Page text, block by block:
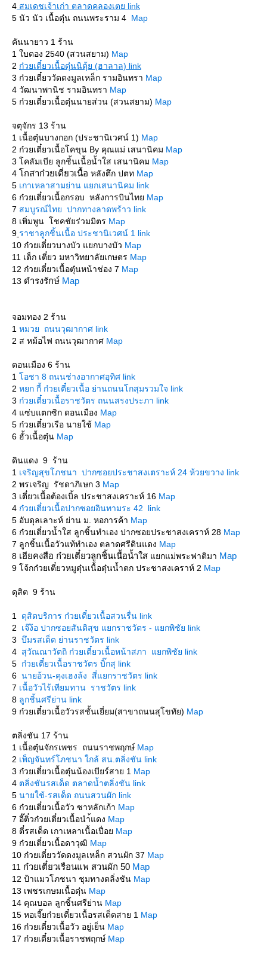
4 สมเดชเจ้าเก่า ตลาดคลองเต link
5 นัว นัว เนื้อตุ๋น ถนนพระราม 4 Map
คันนายาว 1 ร้าน
1 ใบตอง 2540 (สวนสยาม) Map
2 ก๋วยเตี๋ยวเนื้อตุ๋นนิตุ้ย (ฮาลาล) link
3 ก๋วยเตี๋ยววัดดงมูลเหล็ก รามอินทรา Map
4 วัฒนาพานิช รามอินทรา Map
5 ก๋วยเตี๋ยวเนื้อตุ๋นนายส่วน (สวนสยาม) Map
จตุจักร 13 ร้าน
1 เนื้อตุ๋นบางกอก (ประชานิเวศน์ 1) Map
2 ก๋วยเตี๋ยวเนื้อโคขุน By คุณแม่ เสนานิคม Map
3 โคลัมเบีย ลูกชิ้นเนื้อน้ำใส เสนานิคม Map
4 กสาก๋วยเตี่ยวเนื้อ หลังตึก ปตท Map
5 เกาเหลาสามย่าน แยกเสนานิคม link
6 ก๋วยเตี๋ยวเนื้อกรอบ หลังการบินไท Map
7 สมบูรณ์ไทย ปากทางลาดพร้าว link
8 เพิ่มพูน โชคชัยร่วมมิตร Map
9 ราชาลูกชิ้นเนื้อ ประชานิเวศน์ 1 link
10 ก๋วยเตี๋ยวบางบัว แยกบางบัว Map
11 เต็ก เตี๋ยว มหาวิทยาลัยเกษตร Map
12 ก๋วยเตี๋ยวเนื้อตุ๋นหน้าช่อง 7 Map
13 ดำรงรักษ์ Map
จอมทอง 2 ร้าน
1 หมวย ถนนวุฒากาศ link
2 ส หม้อไฟ ถนนวุฒากาศ Map
ดอนเมือง 6 ร้าน
1 อชา 8 ถนนช่างอากาศอุทิศ link
2 หยก กี้ ก๋วยเตี๋ยวเนื้อ ย่านถนนโกสุมรวมใจ link
3 ก๋วยเตี๋ยวเนื้อราชวัตร ถนนสรงประภา link
4 แซ่บแตกซิก ดอนเมือง Map
5 ก๋วยเตี๋ยวเรือ นายใช้ Map
6 ฮั้วเนื้อตุ๋น Map
ดินแดง 9 ร้าน
1 เจริญสุขโภชนา ปากซอยประชาสงเตราะห์ 24 ห้วยขวาง link
2 พรเจริญ รัชดาภิเษก 3 Map
3 เตี๋ยวเนื้อต้องเบิ้ล ประชาสงเคราะห์ 16 Map
4 ก๋วยเตี๋ยวเนื้อปากซอยอินทามระ 42 link
5 อับดุลเลาะห์ ย่าน ม. หอการค้า Map
6 ก๋วยเตี๋ยวน้ำใส ลูกชิ้นทำเอง ปากซอยประชาสงเคราห์ 28 Map
7 ลูกชิ้นเนื้อวัวแท้ทำเอง ตลาดศรีดินแดง Map
8 เฮียคงสือ ก๋วยเตี๋ยวลูกชิ้นเนื้อน้ำใส กแม่พระฟาติมา Map
9 โจ้กก๋วยเตี๋ยวหมูตุ๋นเนื้อตุ๋นน้ำตก ประชาสงเคราห์ 2 Map
ดุสิต 9 ร้าน
1 ดุสิตบริการ ก๋วยเตี๋ยวเนื้อสวนรื่น link
2 เจ๊ง้อ ปากซอยสันติสุข แยกราชวัตร - แยกพิชัย link
3 บึมรสเด็ด ย่านราชวัตร link
4 สุวัณณาวัตถิ ก๋วยเตี๋ยวเนื้อหน้าสภา แยกพิชัย link
5 ก๋วยเตี๋ยวเนื้อราชวัตร บิ๊กสุ link
6 นายอ้วน-คุงเฮงล้ง สี่แยกราชวัตร link
7 เนื้อวัวไร้เทียมทาน ราชวัตร link
8 ลูกชิ้นศรีย่าน link
9 ก๋วยเตี๋ยวเนื้อวัวรสชั้นเยี่ยม(สาขาถนนสุโขทัย) Map
ตลิ่งชัน 17 ร้าน
1 เนื้อตุ๋นจักรเพชร ถนนราชพฤกษ์ Map
2 เพ็ญจันทร์โภชนา ใกล้ สน.ตลิ่งชัน link
3 ก๋วยเตี๋ยวเนื้อตุ๋นน้องเบียร์สาย 1 Map
4 ตลิ่งชันรสเด็ด ตลาดน้ำตลิ่งชัน link
5 นายใช้-รสเด็ด ถนนสวนผัก link
6 ก๋วยเตี๋ยวเนื้อวัว ซาหลักเก้า Map
7 อี๊ติ๋วก๋วยเตี๋ยวเนื้อนำ้แดง Map
8 ตี๋รสเด็ด เกาเหลาเนื้อเปื่อ Map
9 ก๋วยเตี๋ยวเนื้อดาวุฒิ Map
10 ก๋วยเตี๋ยววัดดงมูลเหล็ก สวนผัก 37 Map
11 ก๋วยเตี๋ยวเรือนแพ สวนผัก 50 Map
12 ป้าแมวโภชนา ชุมทางตลิ่งชัน Map
13 เพชรเกษมเนื้อตุ๋น Map
14 คุณบอล ลูกชิ้นศรีย่าน Map
15 หอเจี๊ยก๋วยเตี๋ยวเนื้อรสเด็ดสาย 1 Map
16 ก๋วยเตี๋ยวเนื้อวัว อยู่เย็น Map
17 ก๋วยเตี๋ยวเนื้อราชพฤกษ์ Map